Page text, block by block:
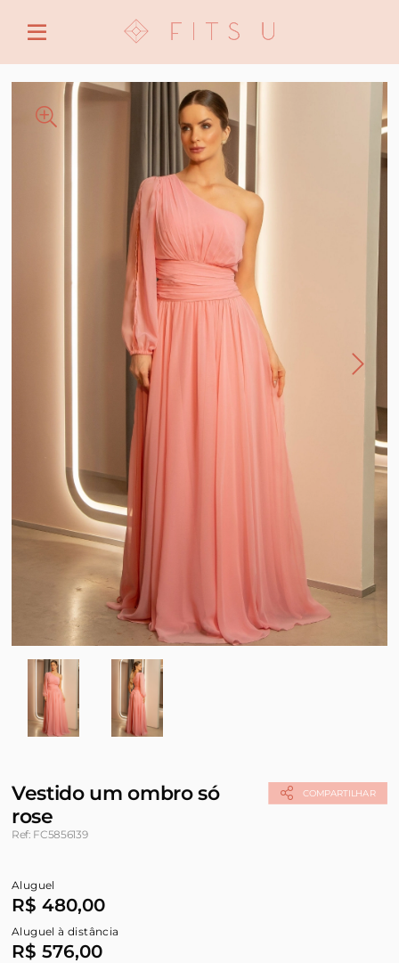
CRIAR NOVA CONTA
COMPARTILHAR
Vestido um ombro só
rose
Ref: FC5856139
Aluguel
R$ 480,00
Aluguel à distância
R$ 576,00